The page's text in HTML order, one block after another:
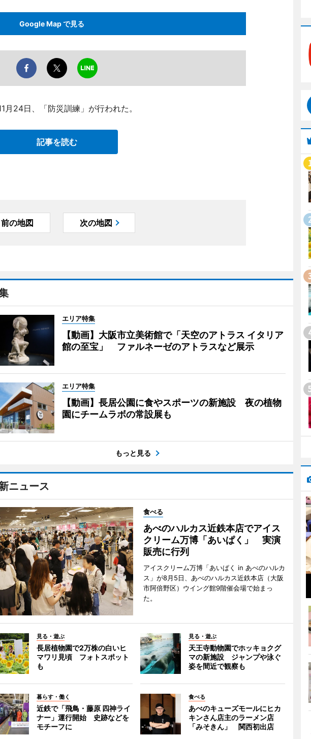
Google Map で見る
24日、「防災訓練」が行われた。
記事を読む
前の地図 次の地図
エリア特集
【動画】大阪市立美術館で「天空のアトラス イタリア
館の至宝」 ファルネーゼのアトラスなど展示
エリア特集
【動画】長居公園に食やスポーツの新施設 夜の植物
園にチームラボの常設展も
もっと見る
ニュース
食べる
あべのハルカス近鉄本店でアイス
クリーム万博「あいぱく」 実演
販売に行列
アイスクリーム万博「あいぱく in あべのハルカ
ス」が8月5日、あべのハルカス近鉄本店（大阪
市阿倍野区）ウイング館9階催会場で始まっ
た。
見る・遊ぶ
長居植物園で2万株の白いヒ
マワリ見頃 フォトスポット
も
見る・遊ぶ
天王寺動物園でホッキョクグ
マの新施設 ジャンプや泳ぐ
姿を間近で観察も
暮らす・働く
近鉄で「飛鳥・藤原 四神ライ
ナー」運行開始 史跡などを
モチーフに
食べる
あべのキューズモールにヒカ
キンさん店主のラーメン店
「みそきん」 関西初出店